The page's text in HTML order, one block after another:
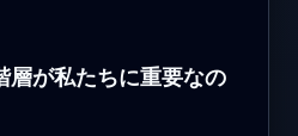
層が私たちに重要なの